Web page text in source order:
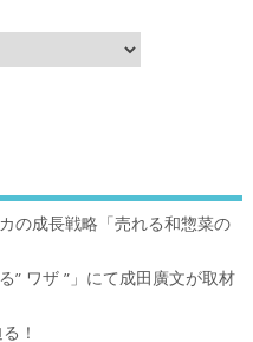
の成長戦略「売れる和惣菜の
” ワザ ”」にて成田廣文が取材
！